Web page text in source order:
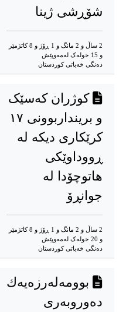
شۆڕشی ژینا
2 ساڵ و 2 مانگ و 1 ڕۆژ و 8 کاتژمێر
و 15 خوله‌ک له‌مه‌وپێش‌
دەنگی خەباتی کوردستان
کوژران کەسێک
و برینداربوونی ۱۷
کرێکاری دیکە لە
ڕووداوێکی
هاتوچۆدا لە
جوانڕۆ
2 ساڵ و 2 مانگ و 1 ڕۆژ و 8 کاتژمێر
و 20 خوله‌ک له‌مه‌وپێش‌
دەنگی خەباتی کوردستان
بوومەلەرزەیەك
دەوروبەری